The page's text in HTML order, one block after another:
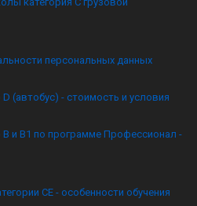
персональных данных
(автобус) - стоимость и условия
B и B1 по программе Профессионал -
CE - особенности обучения